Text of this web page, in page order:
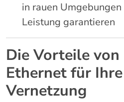
in rauen
Leistung garantieren
Die Vorteile
Ethernet für
Vernetzung